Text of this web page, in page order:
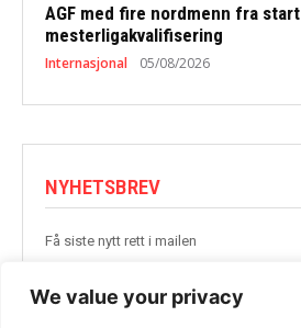
We value your privacy
AGF med fire nordmenn fra
mesterligakvalifisering
Internasjonal 05/08/2026
NYHETSBREV
Få siste nytt rett i mailen